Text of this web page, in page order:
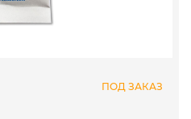
ПОД ЗАКАЗ